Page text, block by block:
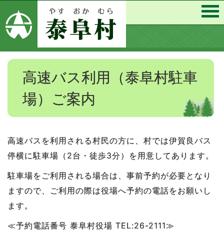
高速バス利用（泰阜村駐車
場）ご案内
高速バスを利用される村民の方に、村では伊賀良バス
停横に駐車場（2台・徒歩3分）を用意してあります。
駐車場をご利用される場合は、事前予約が必要となり
ますので、ご利用の際は役場へ予約の電話をお願いし
ます。
≪予約電話番号 泰阜村役場 TEL:26-2111≫